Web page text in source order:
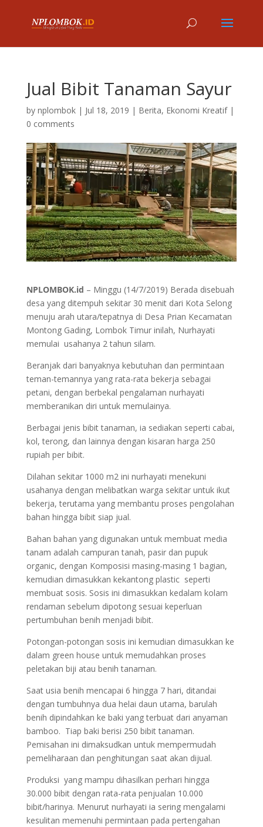
Jual Bibit Tanaman Sayur
by nplombok| Jul 18, 2019 | Berita, Ekonomi Kreatif|
0 comments
NPLOMBOK.id – Minggu (14/7/2019) Berada disebuah
desa yang ditempuh sekitar 30 menit dari Kota Selong
menuju arah utara/tepatnya di Desa Prian Kecamatan
Montong Gading, Lombok Timur inilah, Nurhayati
memulai usahanya 2 tahun silam.
Beranjak dari banyaknya kebutuhan dan permintaan
teman-temannya yang rata-rata bekerja sebagai
petani, dengan berbekal pengalaman nurhayati
memberanikan diri untuk memulainya.
Berbagai jenis bibit tanaman, ia sediakan seperti cabai,
kol, terong, dan lainnya dengan kisaran harga 250
rupiah per bibit.
Dilahan sekitar 1000 m2 ini nurhayati menekuni
usahanya dengan melibatkan warga sekitar untuk ikut
bekerja, terutama yang membantu proses pengolahan
bahan hingga bibit siap jual.
Bahan bahan yang digunakan untuk membuat media
tanam adalah campuran tanah, pasir dan pupuk
organic, dengan Komposisi masing-masing 1 bagian,
kemudian dimasukkan kekantong plastic seperti
membuat sosis. Sosis ini dimasukkan kedalam kolam
rendaman sebelum dipotong sesuai keperluan
pertumbuhan benih menjadi bibit.
Potongan-potongan sosis ini kemudian dimasukkan ke
dalam green house untuk memudahkan proses
peletakan biji atau benih tanaman.
Saat usia benih mencapai 6 hingga 7 hari, ditandai
dengan tumbuhnya dua helai daun utama, barulah
benih dipindahkan ke baki yang terbuat dari anyaman
bamboo. Tiap baki berisi 250 bibit tanaman.
Pemisahan ini dimaksudkan untuk mempermudah
pemeliharaan dan penghitungan saat akan dijual.
Produksi yang mampu dihasilkan perhari hingga
30.000 bibit dengan rata-rata penjualan 10.000
bibit/harinya. Menurut nurhayati ia sering mengalami
kesulitan memenuhi permintaan pada pertengahan